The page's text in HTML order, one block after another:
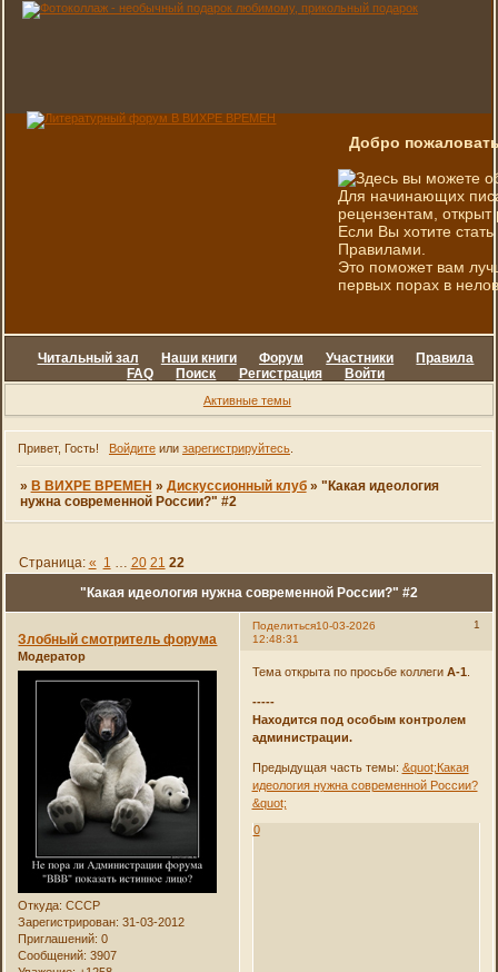
Добро
Здесь вы можете
Для начинающих
рецензентам, открыт
Если Вы хотите
Правилами.
Это поможет вам
первых порах в
Читальный зал Наши книги Форум Участники
Правила
FAQ
Поиск Регистрация Войти
Активные темы
Привет, Гость! Войдитеили зарегистрируйтесь.
» В ВИХРЕ ВРЕМЕН » Дискуссионный клуб » "Какая идеология
нужна современной России?" #2
"Какая идеология нужна современной России?" #2
Страница: « 1 … 20 21 22
Поделиться 1
10-03-2026
12:48:31
Злобный смотритель форума
Модератор
Откуда: СССР
Зарегистрирован: 31-03-2012
Приглашений: 0
Сообщений: 3907
Тема открыта по просьбе коллеги А-1
-----
Находится под особым контролем
администрации.
Предыдущая часть темы: &quot;Какая
идеология нужна современной России?
&quot;
0